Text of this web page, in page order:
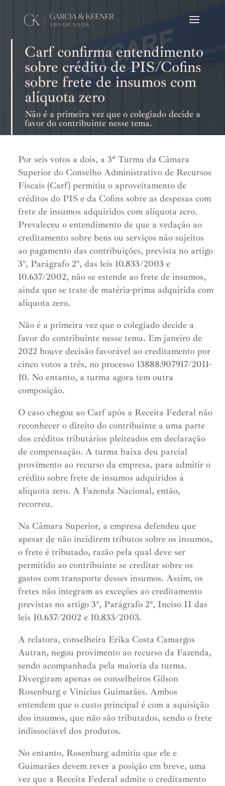
Carf confirma entendimento
sobre crédito de PIS/Cofins
sobre frete de insumos com
alíquota zero
Não é a primeira vez que o colegiado decide a
favor do contribuinte nesse tema.
Por seis votos a dois, a 3ª Turma da Câmara
Superior do Conselho Administrativo de Recursos
Fiscais (Carf) permitiu o aproveitamento de
créditos do PIS e da Cofins sobre as despesas com
frete de insumos adquiridos com alíquota zero.
Prevaleceu o entendimento de que a vedação ao
creditamento sobre bens ou serviços não sujeitos
ao pagamento das contribuições, prevista no artigo
3°, Parágrafo 2°, das leis 10.833/2003 e
10.637/2002, não se estende ao frete de insumos,
ainda que se trate de matéria-prima adquirida com
alíquota zero.
Não é a primeira vez que o colegiado decide a
favor do contribuinte nesse tema. Em janeiro de
2022 houve decisão favorável ao creditamento por
cinco votos a três, no processo 13888.907917/2011-
10. No entanto, a turma agora tem outra
composição.
O caso chegou ao Carf após a Receita Federal não
reconhecer o direito do contribuinte a uma parte
dos créditos tributários pleiteados em declaração
de compensação. A turma baixa deu parcial
provimento ao recurso da empresa, para admitir o
crédito sobre frete de insumos adquiridos à
alíquota zero. A Fazenda Nacional, então,
recorreu.
Na Câmara Superior, a empresa defendeu que
apesar de não incidirem tributos sobre os insumos,
o frete é tributado, razão pela qual deve ser
permitido ao contribuinte se creditar sobre os
gastos com transporte desses insumos. Assim, os
fretes não integram as exceções ao creditamento
previstas no artigo 3°, Parágrafo 2°, Inciso II das
leis 10.637/2002 e 10.833/2003.
A relatora, conselheira Erika Costa Camargos
Autran, negou provimento ao recurso da Fazenda,
sendo acompanhada pela maioria da turma.
Divergiram apenas os conselheiros Gilson
Rosenburg e Vinícius Guimarães. Ambos
entendem que o custo principal é com a aquisição
dos insumos, que não são tributados, sendo o frete
indissociável dos produtos.
No entanto, Rosenburg admitiu que ele e
Guimarães devem rever a posição em breve, uma
vez que a Receita Federal admite o creditamento